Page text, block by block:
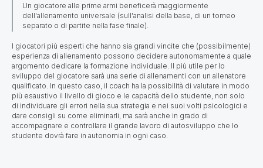
Un giocatore alle prime armi beneficerà maggiormente
dell'allenamento universale (sull'analisi della base, di un torneo
separato o di partite nella fase finale).
I giocatori più esperti che hanno sia grandi vincite che (possibilmente)
esperienza di allenamento possono decidere autonomamente a quale
argomento dedicare la formazione individuale. Il più utile per lo
sviluppo del giocatore sarà una serie di allenamenti con un allenatore
qualificato. In questo caso, il coach ha la possibilità di valutare in modo
più esaustivo il livello di gioco e le capacità dello studente, non solo
di individuare gli errori nella sua strategia e nei suoi volti psicologici e
dare consigli su come eliminarli, ma sarà anche in grado di
accompagnare e controllare il grande lavoro di autosviluppo che lo
studente dovrà fare in autonomia in ogni caso.